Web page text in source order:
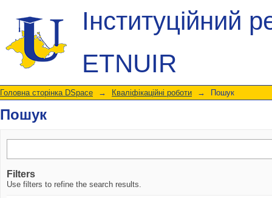
Інституційний
ETNUIR
Головна сторінка DSpace → Кваліфікаційні роботи → Пошук
Пошук
Filters
Use filters to refine the search results.